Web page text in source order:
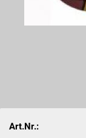
Art.Nr.: